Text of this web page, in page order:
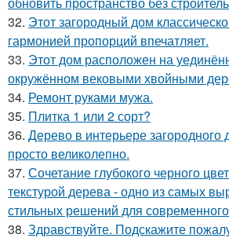
32. Этот загородный дом
гармонией пропорций впечатляет.
33. Этот дом расположен на
окружённом вековыми хвойными
34. Ремонт руками мужа.
35. Плитка 1 или 2 сорт?
36. Дерево в интерьере загородного
просто великолепно.
37. Сочетание глубокого черного
текстурой дерева - одно из самых
стильных решений для
38. Здравствуйте. Подскажите